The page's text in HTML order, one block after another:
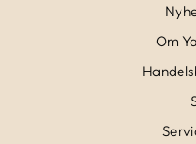
Om